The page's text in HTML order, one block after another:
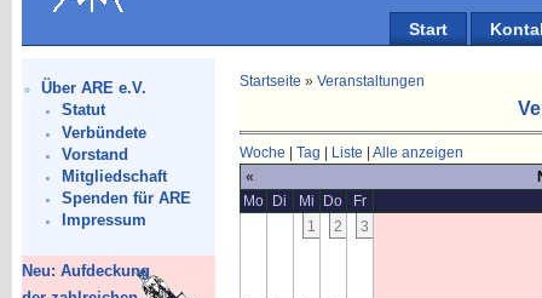
Start
Über ARE e.V.
Statut
Verbündete
Vorstand
Mitgliedschaft
Spenden für ARE
Impressum
Neu: Aufdeckung
Startseite » Veranstaltungen
Woche Tag Liste
Alle anzeigen
«
Mo
Di Mi Do
Fr
1
2 3